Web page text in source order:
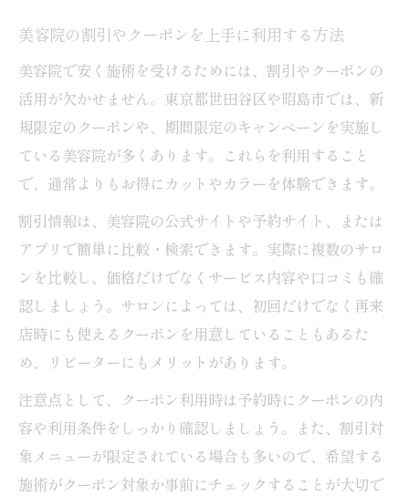
美容院の割引やクーポンを上手に利用する方法
美容院で安く施術を受けるためには、割引やクーポンの
活用が欠かせません。東京都世田谷区や昭島市では、新
規限定のクーポンや、期間限定のキャンペーンを実施し
ている美容院が多くあります。これらを利用すること
で、通常よりもお得にカットやカラーを体験できます。
割引情報は、美容院の公式サイトや予約サイト、または
アプリで簡単に比較・検索できます。実際に複数のサロ
ンを比較し、価格だけでなくサービス内容や口コミも確
認しましょう。サロンによっては、初回だけでなく再来
店時にも使えるクーポンを用意していることもあるた
め、リピーターにもメリットがあります。
注意点として、クーポン利用時は予約時にクーポンの内
容や利用条件をしっかり確認しましょう。また、割引対
象メニューが限定されている場合も多いので、希望する
施術がクーポン対象か事前にチェックすることが大切で